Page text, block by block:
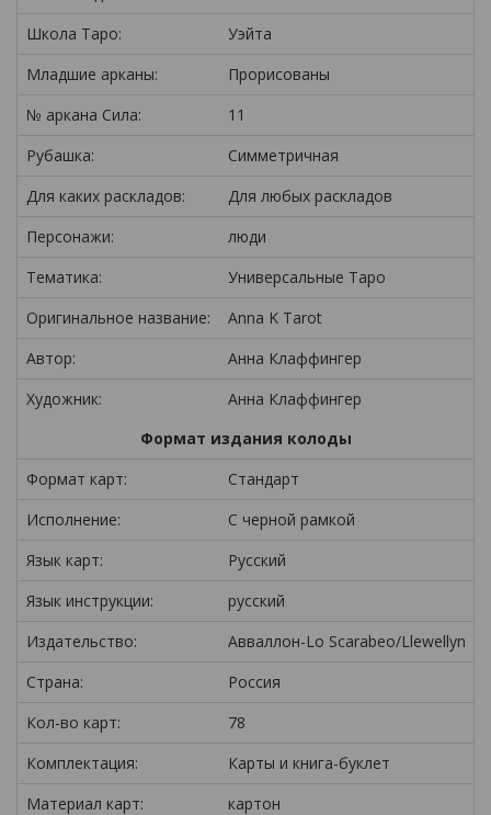
Школа Таро:
Уэйта
Младшие арканы:
Прорисованы
№ аркана Сила:
11
Рубашка:
Симметричная
Для каких раскладов:
Для любых раскладов
Персонажи:
люди
Тематика:
Универсальные Таро
Оригинальное название:
Anna K Tarot
Автор:
Анна Клаффингер
Художник:
Анна Клаффингер
Формат издания колоды
Формат карт:
Стандарт
Исполнение:
С черной рамкой
Язык карт:
Русский
Язык инструкции:
русский
Издательство:
Авваллон-Lo Scarabeo/Llewellyn
Страна:
Россия
Кол-во карт:
78
Комплектация:
Карты и книга-буклет
Материал карт:
картон